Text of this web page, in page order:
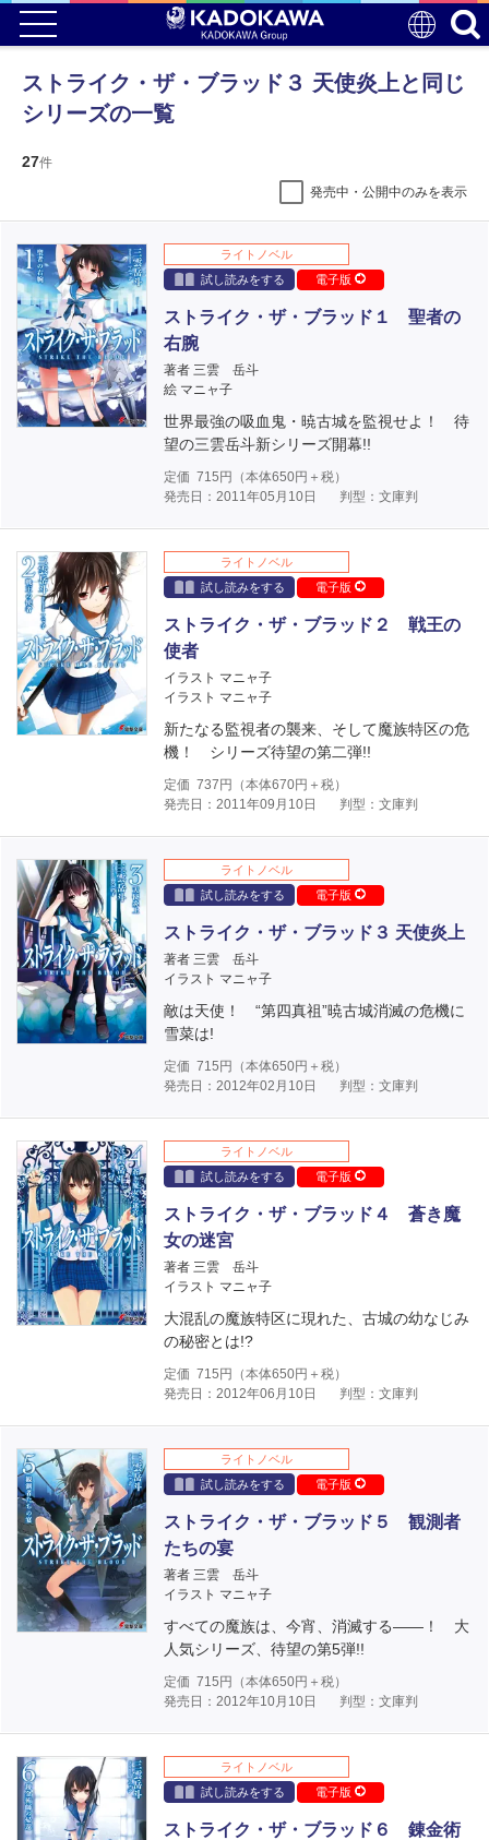
ストライク・ザ・ブラッド３ 天使炎上と同じ
シリーズの一覧
27件
発売中・公開中のみを表示
ライトノベル
試し読みをする
電子版
ストライク・ザ・ブラッド１ 聖者の
右腕
著者 三雲 岳斗
絵 マニャ子
世界最強の吸血鬼・暁古城を監視せよ！ 待
望の三雲岳斗新シリーズ開幕!!
定価 715 円（本体650円＋税）
発売日：2011年05月10日
判型：文庫判
ライトノベル
試し読みをする
電子版
ストライク・ザ・ブラッド２ 戦王の
使者
イラスト マニャ子
イラスト マニャ子
新たなる監視者の襲来、そして魔族特区の危
機！ シリーズ待望の第二弾!!
定価 737 円（本体670円＋税）
発売日：2011年09月10日
判型：文庫判
ライトノベル
試し読みをする
電子版
ストライク・ザ・ブラッド３ 天使炎上
著者 三雲 岳斗
イラスト マニャ子
敵は天使！ “第四真祖”暁古城消滅の危機に
雪菜は!
定価 715 円（本体650円＋税）
発売日：2012年02月10日
判型：文庫判
ライトノベル
試し読みをする
電子版
ストライク・ザ・ブラッド４ 蒼き魔
女の迷宮
著者 三雲 岳斗
イラスト マニャ子
大混乱の魔族特区に現れた、古城の幼なじみ
の秘密とは!?
定価 715 円（本体650円＋税）
発売日：2012年06月10日
判型：文庫判
ライトノベル
試し読みをする
電子版
ストライク・ザ・ブラッド５ 観測者
たちの宴
著者 三雲 岳斗
イラスト マニャ子
すべての魔族は、今宵、消滅する――！ 大
人気シリーズ、待望の第5弾!!
定価 715 円（本体650円＋税）
発売日：2012年10月10日
判型：文庫判
ライトノベル
試し読みをする
電子版
ストライク・ザ・ブラッド６ 錬金術